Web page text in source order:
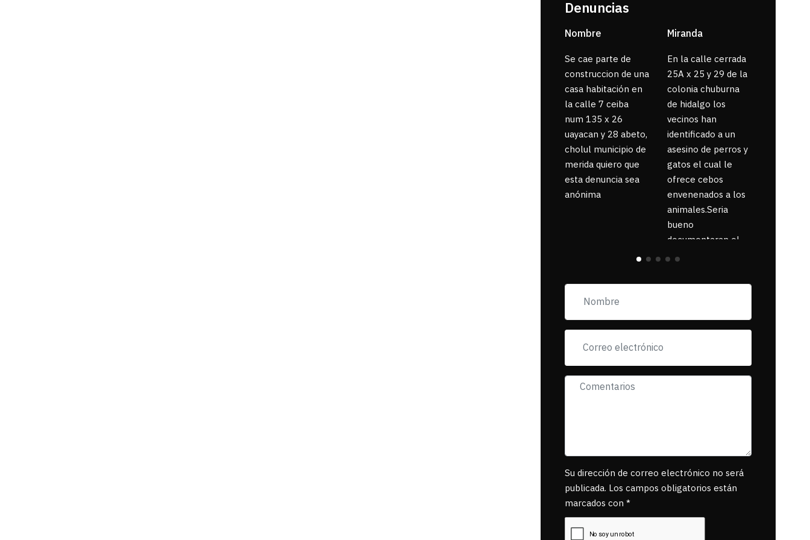
Denuncias
Nombre
Se cae parte de
construccion de una
casa habitación en
la calle 7 ceiba
num 135 x 26
uayacan y 28 abeto,
cholul municipio de
merida quiero que
esta denuncia sea
anónima
Miranda
En la calle cerrada
25A x 25 y 29 de la
colonia chuburna
de hidalgo los
vecinos han
identificado a un
asesino de perros y
gatos el cual le
ofrece cebos
envenenados a los
animales.Seria
bueno
documentaran el
suceso ya que la
pancartas de
exigiendo al asesino
se reponsanbilice
Su dirección de correo electrónico no será
publicada. Los campos obligatorios están
marcados con *